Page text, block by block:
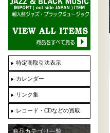
特定商取引法表示
カレンダー
リンク集
レコード・CDなどの買取
商品カテゴリ一覧